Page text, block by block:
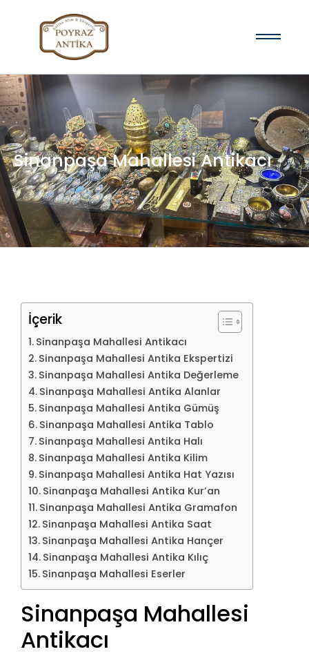
Sinanpaşa Mahallesi Antikacı
İçerik
Sinanpaşa Mahallesi Antikacı
Sinanpaşa Mahallesi Antika Ekspertizi
Sinanpaşa Mahallesi Antika Değerleme
Sinanpaşa Mahallesi Antika Alanlar
Sinanpaşa Mahallesi Antika Gümüş
Sinanpaşa Mahallesi Antika Tablo
Sinanpaşa Mahallesi Antika Halı
Sinanpaşa Mahallesi Antika Kilim
Sinanpaşa Mahallesi Antika Hat Yazısı
Sinanpaşa Mahallesi Antika Kur’an
Sinanpaşa Mahallesi Antika Gramafon
Sinanpaşa Mahallesi Antika Saat
Sinanpaşa Mahallesi Antika Hançer
Sinanpaşa Mahallesi Antika Kılıç
Sinanpaşa Mahallesi Eserler
Sinanpaşa Mahallesi
Antikacı